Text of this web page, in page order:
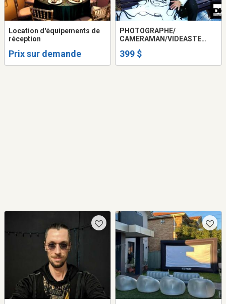
Location d'équipements de
réception
Prix sur demande
PHOTOGRAPHE/
CAMERAMAN/VIDEASTE
MONTAGE VIDÉO/PUB ET
399 $